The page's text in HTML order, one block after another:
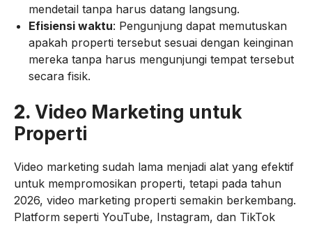
mendetail tanpa harus datang langsung.
Efisiensi waktu: Pengunjung dapat memutuskan
apakah properti tersebut sesuai dengan keinginan
mereka tanpa harus mengunjungi tempat tersebut
secara fisik.
2. Video Marketing untuk
Properti
Video marketing sudah lama menjadi alat yang efektif
untuk mempromosikan properti, tetapi pada tahun
2026, video marketing properti semakin berkembang.
Platform seperti YouTube, Instagram, dan TikTok